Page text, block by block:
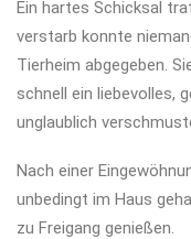
Ein hartes Schicksal
verstarb konnte
Tierheim abgegeben.
schnell ein liebevolles,
unglaublich
Nach einer
unbedingt im Haus
zu Freigang genießen.